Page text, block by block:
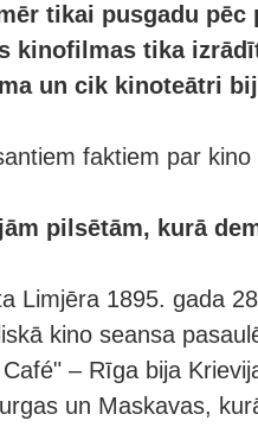
tikai pusgadu
kinofilmas tika
un cik kinoteātri
faktiem par kino
pilsētām, kurā
Limjēra 1895. gada
kino seansa
– Rīga bija
un Maskavas,